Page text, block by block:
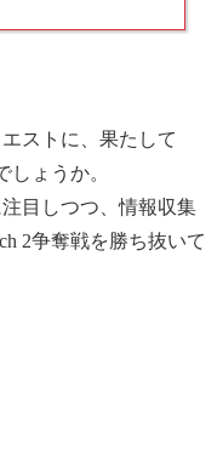
ストに、果たして
しょうか。
目しつつ、情報収集
2争奪戦を勝ち抜いて